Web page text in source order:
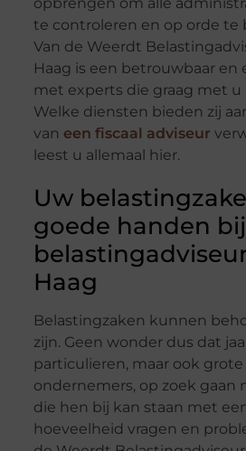
te controleren en op orde te
Van de Weerdt
Haag is een betrouwbaar en
met experts die graag met
Welke diensten bieden zij
van een fiscaal adviseur
leest u allemaal hier.
Uw
goede handen bij
Haag
Belastingzaken kunnen
zijn. Geen wonder dus dat
particulieren, maar ook
ondernemers, op zoek gaan
die hen bij kan staan met
hoeveelheid vragen en